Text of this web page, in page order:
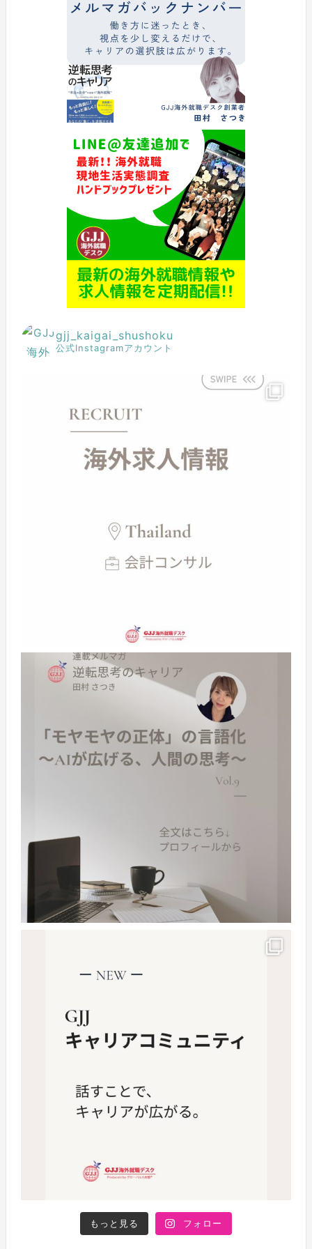
gjj_kaigai_shushoku
公式Instagramアカウント
もっと見る フォロー